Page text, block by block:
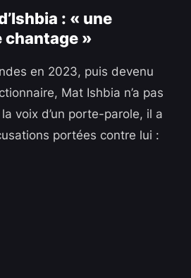
: « une
chantage »
en 2023, puis devenu
Mat Ishbia n’a pas
voix d’un porte-parole, il a
portées contre lui :